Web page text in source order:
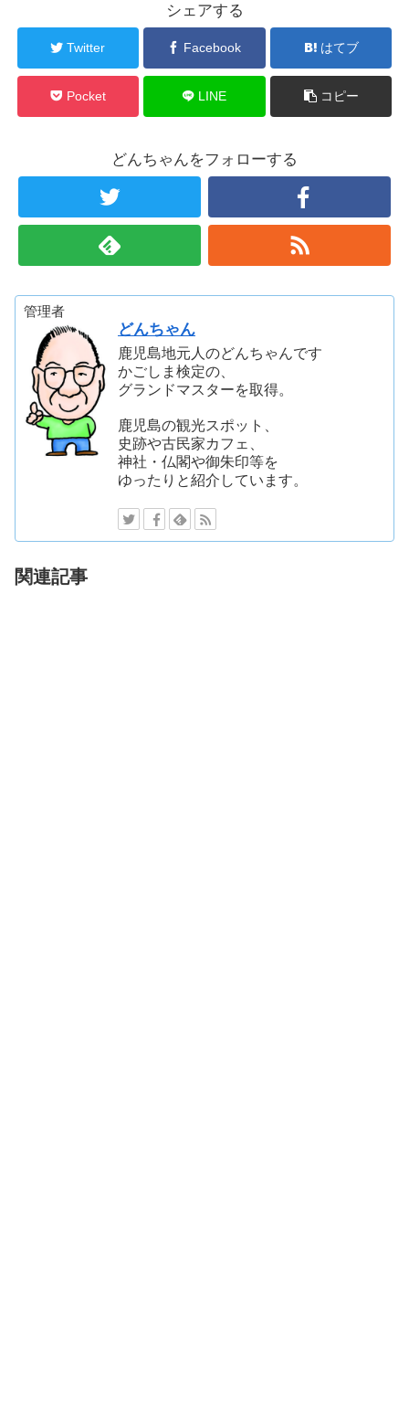
シェアする
Twitter Facebook はてブ
Pocket LINE コピー
どんちゃんをフォローする
管理者
どんちゃん
鹿児島地元人のどんちゃんです
かごしま検定の、
グランドマスターを取得。
鹿児島の観光スポット、
史跡や古民家カフェ、
神社・仏閣や御朱印等を
ゆったりと紹介しています。
関連記事